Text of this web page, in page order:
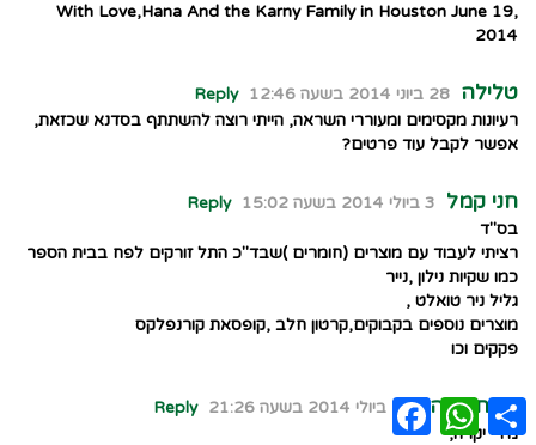
With Love,Hana And the Karny Family in Houston June 19,
2014
טלילה 28 ביוני 2014 בשעה 12:46
Reply
רעיונות מקסימים ומעוררי השראה, הייתי רוצה להשתתף בסדנא שכזאת,
אפשר לקבל עוד פרטים?
חני קמל 3 ביולי 2014 בשעה 15:02
Reply
בס"ד
רציתי לעבוד עם מוצרים (חומרים )שבד"כ התל זורקים לפח בבית הספר
כמו שקיות נילון ,נייר
גליל ניר טואלט ,
מוצרים נוספים בקבוקים,קרטון חלב ,קופסאת קורנפלקס
פקקים וכו
אסתר כהן 14 ביולי 2014 בשעה 21:26
Reply
מירי יקרה,
Facebook
WhatsAppShare